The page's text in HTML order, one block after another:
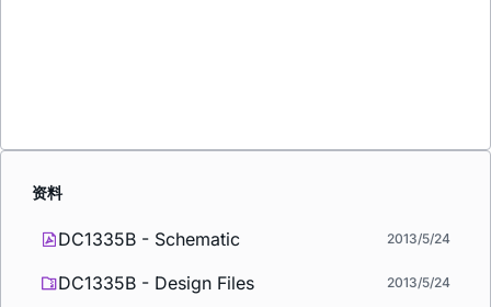
资料
DC1335B - Schematic 2013/5/24
DC1335B - Design Files 2013/5/24